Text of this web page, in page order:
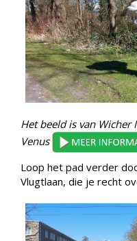
Het beeld is van Wicher
Venus
Loop het pad verder
Vlugtlaan, die je recht